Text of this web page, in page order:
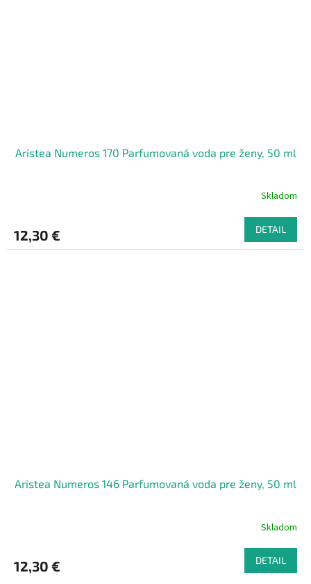
Aristea Numeros 170 Parfumovaná voda pre ženy, 50 ml
Skladom
12,30 € DETAIL
Aristea Numeros 146 Parfumovaná voda pre ženy, 50 ml
Skladom
12,30 € DETAIL